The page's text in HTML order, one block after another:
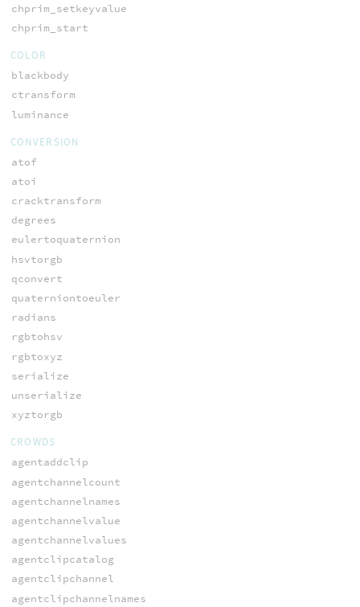
chprim_setkeyvalue
chprim_start
COLOR
blackbody
ctransform
luminance
CONVERSION
atof
atoi
cracktransform
degrees
eulertoquaternion
hsvtorgb
qconvert
quaterniontoeuler
radians
rgbtohsv
rgbtoxyz
serialize
unserialize
xyztorgb
CROWDS
agentaddclip
agentchannelcount
agentchannelnames
agentchannelvalue
agentchannelvalues
agentclipcatalog
agentclipchannel
agentclipchannelnames